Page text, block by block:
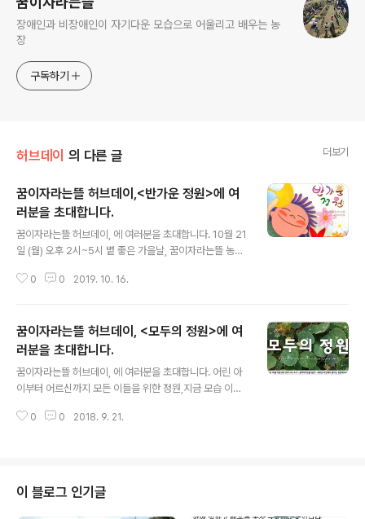
장애인과 비장애인이 자기다운 모습으로 어울리고 배우는 농
장
구독하기
허브데이 의 다른 글 더보기
꿈이자라는뜰 허브데이,<반가운 정원>에 여
러분을 초대합니다.
꿈이자라는뜰 허브데이, 에 여러분을 초대합니다. 10월 21
일 (월) 오후 2시~5시 볕 좋은 가을날, 꿈이자라는뜰 농장
유를 만나고, 이야기를 만나고, 꿈뜰을 만나고, 친구들을 만
랍니다. [ 반가운 정원 꿈이자라는뜰 에서 만날 수 있는 사
람들 ] 보루, 커피와 수다를 내려드립니다. 노래, 즉석 프린
트 추억사진을 찍어드려요. 비빔, 운기의학으로 오행체질
을 봐드립니다. 앙꼬, 채식 까나페와 맛있는 수다 베짱, 종
이접기 같이 하실래요? 가이, 허브 이름을 알려드릴게요 팽
팽, 꽃그림을 함께 그려볼래요? 반달곰, 동물점을 봐드릴게
0 0 2019. 10. 16.
꿈이자라는뜰 허브데이, <모두의 정원>에 여
러분을 초대합니다.
꿈이자라는뜰 허브데이, 에 여러분을 초대합니다. 어린 아
이부터 어르신까지 모든 이들을 위한 정원,지금 모습 이대
께 만들고 누리는 모두의 정원을 상상해봅니다. 이게 정말
는 일들이나, 또 다른 어떤 방식으로든 을 함께 만들고 싶은
이웃들은 10월 12일 이전에 꿈뜰 일꾼들에게 알려주세요.
0 0 2018. 9. 21.
이 블로그 인기글